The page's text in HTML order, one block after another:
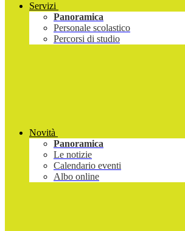
Servizi
Panoramica
Personale scolastico
Percorsi di studio
Novità
Panoramica
Le notizie
Calendario eventi
Albo online